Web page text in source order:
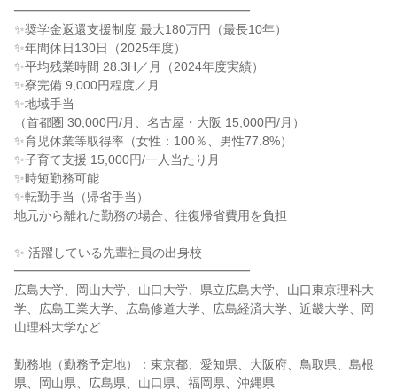
━━━━━━━━━━━━━━━━━━━
✨奨学金返還支援制度 最大180万円（最長10年）
✨年間休日130日（2025年度）
✨平均残業時間 28.3H／月（2024年度実績）
✨寮完備 9,000円程度／月
✨地域手当
（首都圏 30,000円/月、名古屋・大阪 15,000円/月）
✨育児休業等取得率（女性：100％、男性77.8%）
✨子育て支援 15,000円/一人当たり月
✨時短勤務可能
✨転勤手当（帰省手当）
地元から離れた勤務の場合、往復帰省費用を負担
✨ 活躍している先輩社員の出身校
━━━━━━━━━━━━━━━━━━━
広島大学、岡山大学、山口大学、県立広島大学、山口東京理科大
学、広島工業大学、広島修道大学、広島経済大学、近畿大学、岡
山理科大学など
勤務地（勤務予定地）：東京都、愛知県、大阪府、鳥取県、島根
県、岡山県、広島県、山口県、福岡県、沖縄県